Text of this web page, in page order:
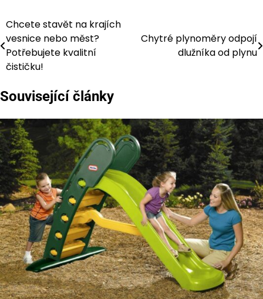
Navigace
pro
příspěvek
Chcete stavět na krajích
vesnice nebo měst?
Potřebujete kvalitní
čističku!
Chytré plynoměry odpojí
dlužníka od plynu
Související články